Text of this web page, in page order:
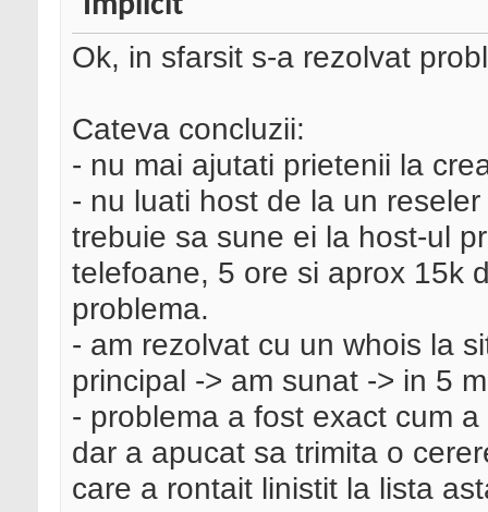
Ok, in sfarsit s-a rezolvat
Cateva concluzii:
- nu mai ajutati prietenii la
- nu luati host de la un
trebuie sa sune ei la host-ul
telefoane, 5 ore si aprox 15k
problema.
- am rezolvat cu un whois la
principal -> am sunat -> in 5
- problema a fost exact cum
dar a apucat sa trimita o
care a rontait linistit la lista